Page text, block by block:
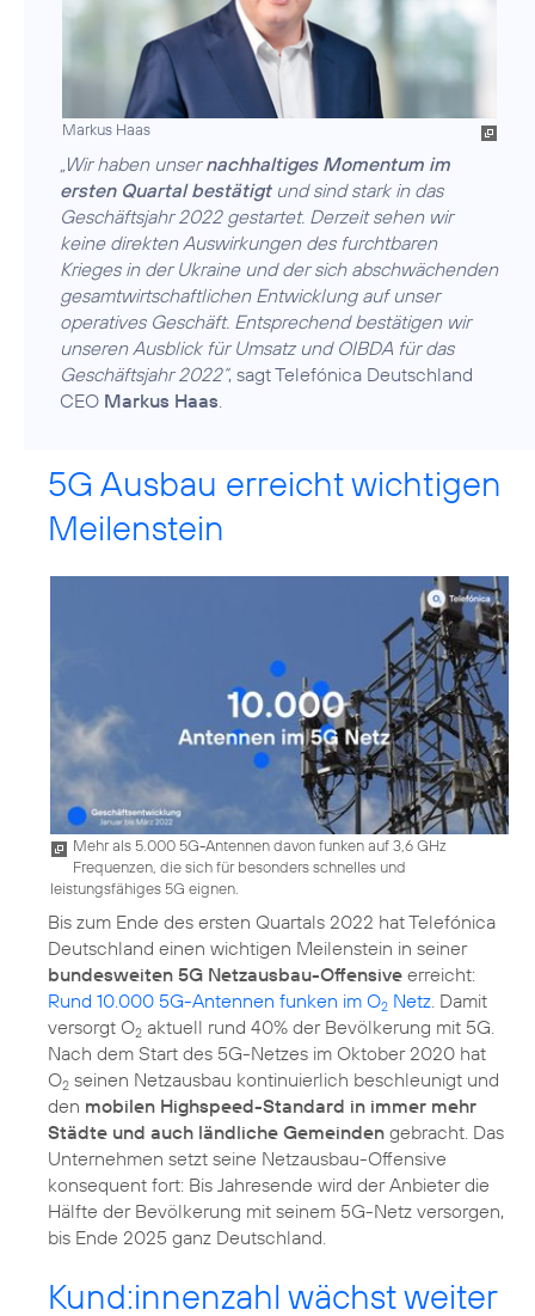
Markus Haas
„Wir haben unsernachhaltiges Momentum im
ersten Quartal bestätigtund sind stark in das
Geschäftsjahr 2022 gestartet. Derzeit sehen wir
keine direkten Auswirkungen des furchtbaren
Krieges in der Ukraine und der sich abschwächenden
gesamtwirtschaftlichen Entwicklung auf unser
operatives Geschäft. Entsprechend bestätigen wir
unseren Ausblick für Umsatz und OIBDA für das
Geschäftsjahr 2022“, sagt Telefónica Deutschland
CEO Markus Haas
5G Ausbau erreicht wichtigen
Meilenstein
Mehr als 5.000 5G-Antennen davon funken auf 3,6 GHz
Frequenzen, die sich für besonders schnelles und
leistungsfähiges 5G eignen.
Bis zum Ende des ersten Quartals 2022 hat Telefónica
Deutschland einen wichtigen Meilenstein in seiner
bundesweiten 5G Netzausbau-Offensive erreicht:
Rund 10.000 5G-Antennen funken im O2 Netz. Damit
versorgt O2 aktuell rund 40% der Bevölkerung mit 5G.
Nach dem Start des 5G-Netzes im Oktober 2020 hat
O2 seinen Netzausbau kontinuierlich beschleunigt und
den mobilen Highspeed-Standard in immer mehr
Städte und auch ländliche Gemeinden gebracht. Das
Unternehmen setzt seine Netzausbau-Offensive
konsequent fort: Bis Jahresende wird der Anbieter die
Hälfte der Bevölkerung mit seinem 5G-Netz versorgen,
bis Ende 2025 ganz Deutschland.
Kund:innenzahl wächst weiter